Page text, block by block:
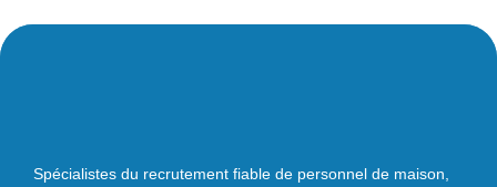
Spécialistes du recrutement fiable de personnel de maison,